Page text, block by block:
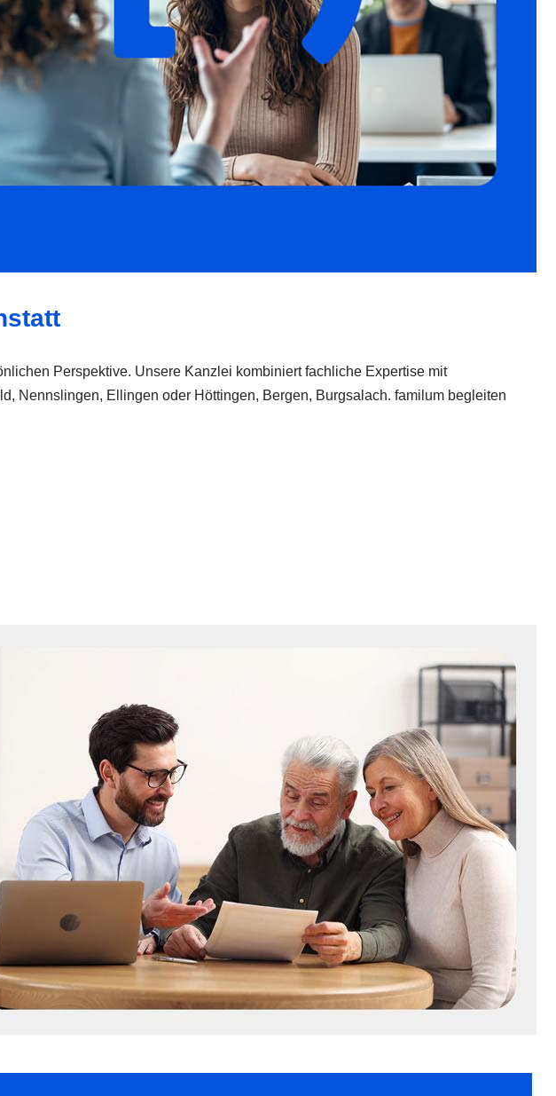
Perspektive. Unsere Kanzlei kombiniert fachliche Expertise mit
Nennslingen, Ellingen oder Höttingen, Bergen, Burgsalach. familum begleiten